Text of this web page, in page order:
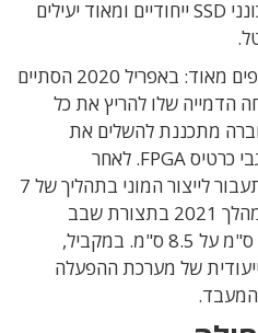
של חברת Skyera, שפיתחה כונני SSD ייחודיים ומאוד יעילים
לוחות הזמנים של החברה צפופים מאוד: באפריל 2020 הסתיים
הדמייה שלו להריץ את כל
ולפני סוף 2020 החברה מתכננת להשלים את
הבנייה של אבטיפוס מלא על-גבי כרטיס FPGA. לאחר
שהבדיקות שלו יסתיימו, היא תעבור לייצור המוני בתהליך של 7
ננומטר. המעבד ייצא לשוק במהלך 2021 בתצורת שבב
במארז FCBGA בגודל של 8.5 ס"מ על 8.5 ס"מ. במקביל,
של מערכת ההפעלה